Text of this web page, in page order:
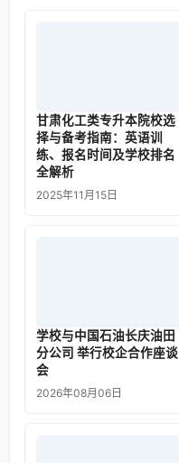
甘肃化工类专升本院校选
择与备考指南：英语训
练、报名时间及学校排名
全解析
2025年11月15日
学校与中国石油长庆油田
分公司 举行校企合作座谈
会
2026年08月06日